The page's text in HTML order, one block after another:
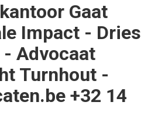
Gaat
Impact - Dries
Advocaat
Turnhout -
+32 14